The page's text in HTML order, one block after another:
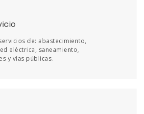
de: abastecimiento,
eléctrica, saneamiento,
y vías públicas.